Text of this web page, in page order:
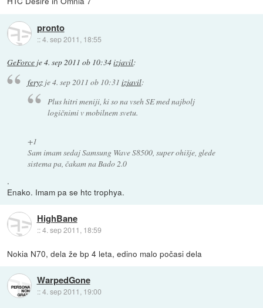
pronto
::4. sep 2011, 18:55
GeForce je4. sep 2011 ob 10:34izjavil:
feryzje4. sep 2011 ob 10:31 izjavil:
Plus hitri meniji, ki so na vseh SE med najbolj
logičnimi v mobilnem svetu.
+1
Sam imam sedaj Samsung Wave S8500, super ohišje, glede
sistema pa, čakam na Bado 2.0
.
Enako. Imam pa se htc trophya.
HighBane
::4. sep 2011, 18:59
Nokia N70, dela že bp 4 leta, edino malo počasi dela
WarpedGone
::4. sep 2011, 19:00